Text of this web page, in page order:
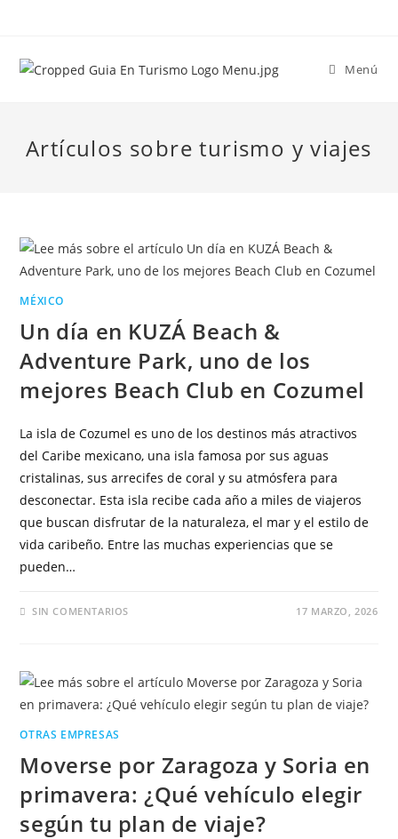
Menú
Artículos sobre turismo y viajes
MÉXICO
Un día en KUZÁ Beach &
Adventure Park, uno de los
mejores Beach Club en Cozumel
La isla de Cozumel es uno de los destinos más atractivos
del Caribe mexicano, una isla famosa por sus aguas
cristalinas, sus arrecifes de coral y su atmósfera para
desconectar. Esta isla recibe cada año a miles de viajeros
que buscan disfrutar de la naturaleza, el mar y el estilo de
vida caribeño. Entre las muchas experiencias que se
pueden…
SIN COMENTARIOS 17 MARZO, 2026
OTRAS EMPRESAS
Moverse por Zaragoza y Soria en
primavera: ¿Qué vehículo elegir
según tu plan de viaje?